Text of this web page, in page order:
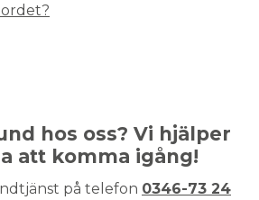
hos oss? Vi hjälper
att komma igång!
på telefon 0346-73 24